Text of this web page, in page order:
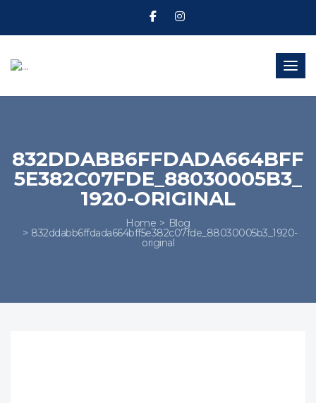
832DDABB6FFDADA664BFF
5E382C07FDE_88030005B3_
1920-ORIGINAL
Home Blog
832ddabb6ffdada664bff5e382c07fde_88030005b3_1920-
original